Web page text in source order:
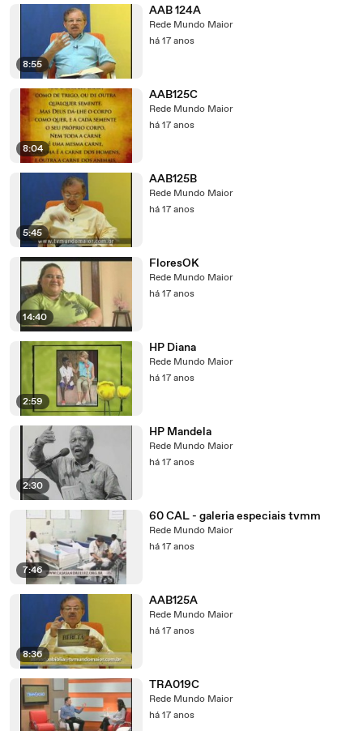
8:55
AAB 124A
Rede Mundo Maior
há 17 anos
8:04
AAB125C
Rede Mundo Maior
há 17 anos
5:45
AAB125B
Rede Mundo Maior
há 17 anos
14:40
FloresOK
Rede Mundo Maior
há 17 anos
2:59
HP Diana
Rede Mundo Maior
há 17 anos
2:30
HP Mandela
Rede Mundo Maior
há 17 anos
7:46
60 CAL - galeria especiais tvmm
Rede Mundo Maior
há 17 anos
8:36
AAB125A
Rede Mundo Maior
há 17 anos
TRA019C
Rede Mundo Maior
há 17 anos